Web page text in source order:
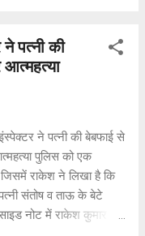
है। एक पुलिस अधिकारी ने
एक बैठक कर रहे थे
दें कि मेघालय में काफी
की मांग को लेकर आंदोलन
के मुख्यमंत्री कोनराड के.
के लिए आंदोलनकारी
कोनराड सीएमओ
पत्नी की
आत्महत्या
ने पत्नी की बेबफाई से
पुलिस को एक
राकेश ने लिखा है कि
संतोष व ताऊ के बेटे
नोट में राकेश कुमार ने